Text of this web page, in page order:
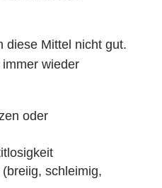
diese Mittel nicht gut.
wieder
oder
schleimig,